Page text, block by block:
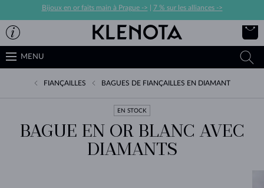
Bijoux en or faits main à Prague -> 7 % sur les alliances ->
MENU
FIANÇAILLES BAGUES DE FIANÇAILLES EN DIAMANT
EN STOCK
BAGUE EN OR BLANC AVEC
DIAMANTS